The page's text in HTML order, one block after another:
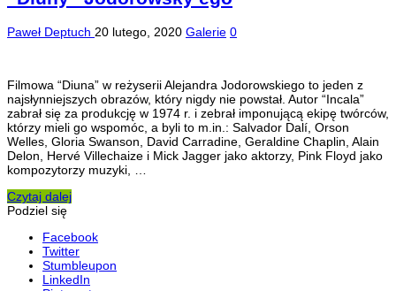
Paweł Deptuch 20 lutego, 2020 Galerie 0
Filmowa “Diuna” w reżyserii Alejandra Jodorowskiego to jeden z
najsłynniejszych obrazów, który nigdy nie powstał. Autor “Incala”
zabrał się za produkcję w 1974 r. i zebrał imponującą ekipę twórców,
którzy mieli go wspomóc, a byli to m.in.: Salvador Dalí, Orson
Welles, Gloria Swanson, David Carradine, Geraldine Chaplin, Alain
Delon, Hervé Villechaize i Mick Jagger jako aktorzy, Pink Floyd jako
kompozytorzy muzyki, …
Czytaj dalej
Podziel się
Facebook
Twitter
Stumbleupon
LinkedIn